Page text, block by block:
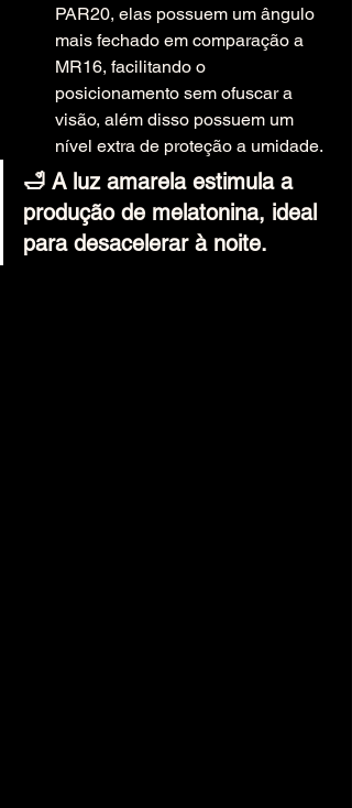
PAR20, elas possuem um ângulo
mais fechado em comparação a
MR16, facilitando o
posicionamento sem ofuscar a
visão, além disso possuem um
nível extra de proteção a umidade.
🛁 A luz amarela estimula a
produção de melatonina, ideal
para desacelerar à noite.